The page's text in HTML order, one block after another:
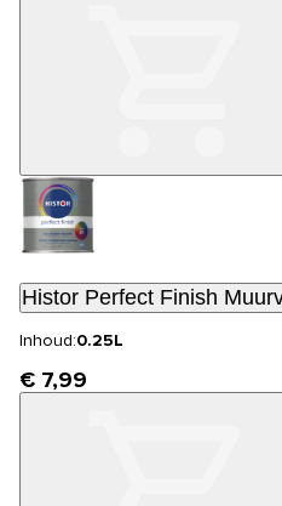
Histor Perfect Finish
Inhoud:0.25L
€ 7,99